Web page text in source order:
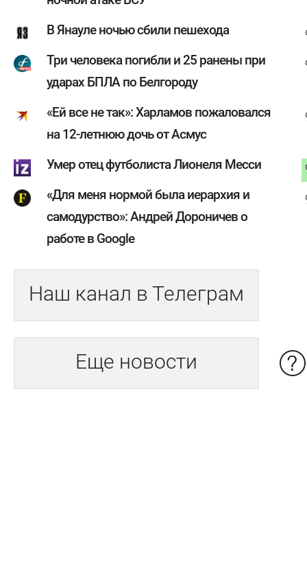
В Янауле ночью сбили пешехода
Три человека погибли и 25 ранены при
ударах БПЛА по Белгороду
«Ей все не так»: Харламов пожаловался
на 12-летнюю дочь от Асмус
Умер отец футболиста Лионеля Месси
«Для меня нормой была иерархия и
самодурство»: Андрей Дороничев о
работе в Google
Наш канал в Телеграм
Еще новости